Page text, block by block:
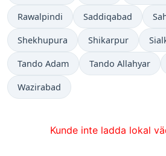
Rawalpindi Saddiqabad
Shekhupura Shikarpur
Tando Adam Tando Allahyar
Wazirabad
Kunde inte ladda lokal